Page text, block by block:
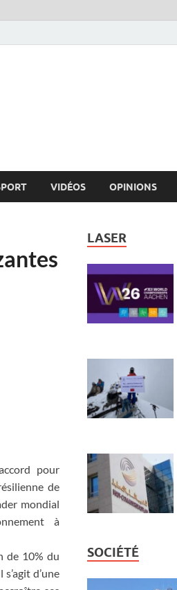
VIDÉOS OPINIONS
pour
de
mondial
à
de 10% du
d’une
LASER
SOCIÉTÉ